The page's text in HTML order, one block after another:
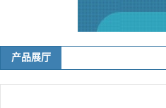
产品展厅